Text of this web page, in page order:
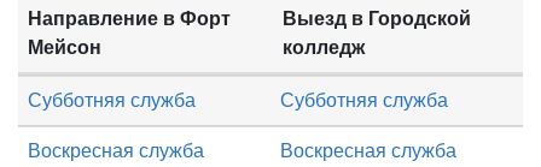
Направление в Форт
Мейсон
Выезд в Городской
колледж
Субботняя служба Субботняя служба
Воскресная служба Воскресная служба